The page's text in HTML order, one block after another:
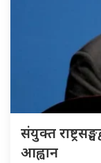
संयुक्त
आह्वान